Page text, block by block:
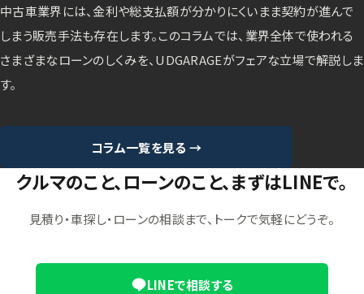
中古車業界には、金利や総支払額が分かりにくいまま契約が進んで
しまう販売手法も存在します。このコラムでは、業界全体で使われる
さまざまなローンのしくみを、UDGARAGEがフェアな立場で解説しま
す。
コラム一覧を見る →
クルマのこと、ローンのこと、まずはLINEで。
見積り・車探し・ローンの相談まで、トークで気軽にどうぞ。
LINEで相談する